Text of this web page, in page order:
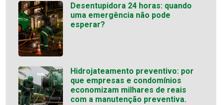
Desentupidora 24 horas: quando
uma emergência não pode
esperar?
Hidrojateamento preventivo: por
que empresas e condomínios
economizam milhares de reais
com a manutenção preventiva.